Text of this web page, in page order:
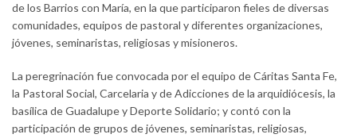
de los Barrios con María, en la que participaron fieles de diversas
comunidades, equipos de pastoral y diferentes organizaciones,
jóvenes, seminaristas, religiosas y misioneros.
La peregrinación fue convocada por el equipo de Cáritas Santa Fe,
la Pastoral Social, Carcelaria y de Adicciones de la arquidiócesis, la
basílica de Guadalupe y Deporte Solidario; y contó con la
participación de grupos de jóvenes, seminaristas, religiosas,